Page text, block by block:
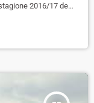
2016/17 del
il via. In cartellone
diretta da